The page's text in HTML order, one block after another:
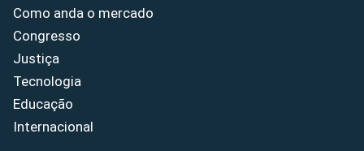
Como anda o mercado
Congresso
Justiça
Tecnologia
Educação
Internacional